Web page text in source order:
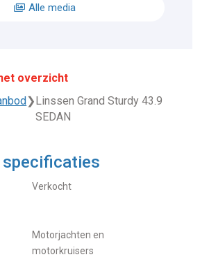
Alle media
overzicht
❯Linssen Grand Sturdy 43.9
SEDAN
specificaties
Verkocht
Motorjachten en
motorkruisers